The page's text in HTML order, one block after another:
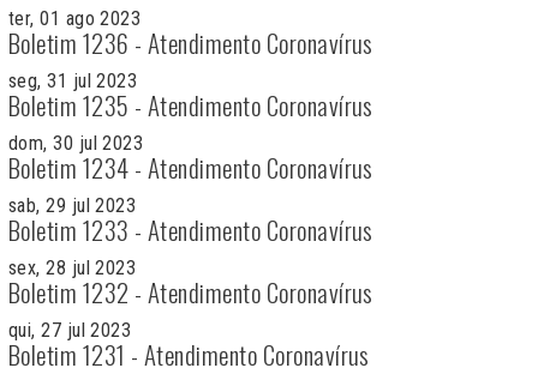
ter, 01 ago 2023
Boletim 1236 - Atendimento Coronavírus
seg, 31 jul 2023
Boletim 1235 - Atendimento Coronavírus
dom, 30 jul 2023
Boletim 1234 - Atendimento Coronavírus
sab, 29 jul 2023
Boletim 1233 - Atendimento Coronavírus
sex, 28 jul 2023
Boletim 1232 - Atendimento Coronavírus
qui, 27 jul 2023
Boletim 1231 - Atendimento Coronavírus